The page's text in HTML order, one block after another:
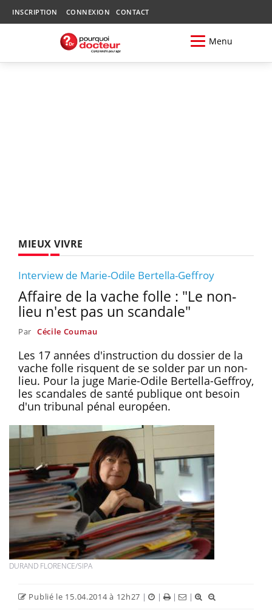
INSCRIPTION CONNEXION CONTACT
Menu
MIEUX VIVRE
Interview de Marie-Odile Bertella-Geffroy
Affaire de la vache folle : "Le non-
lieu n'est pas un scandale"
Par Cécile Coumau
Les 17 années d'instruction du dossier de la
vache folle risquent de se solder par un non-
lieu. Pour la juge Marie-Odile Bertella-Geffroy,
les scandales de santé publique ont besoin
d'un tribunal pénal européen.
DURAND FLORENCE/SIPA
Publié le 15.04.2014 à 12h27 | | | |